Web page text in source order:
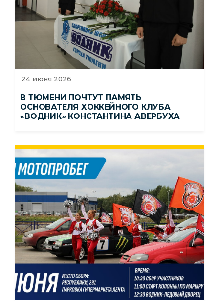
24 июня 2026
В ТЮМЕНИ ПОЧТУТ ПАМЯТЬ
ОСНОВАТЕЛЯ ХОККЕЙНОГО КЛУБА
«ВОДНИК» КОНСТАНТИНА АВЕРБУХА